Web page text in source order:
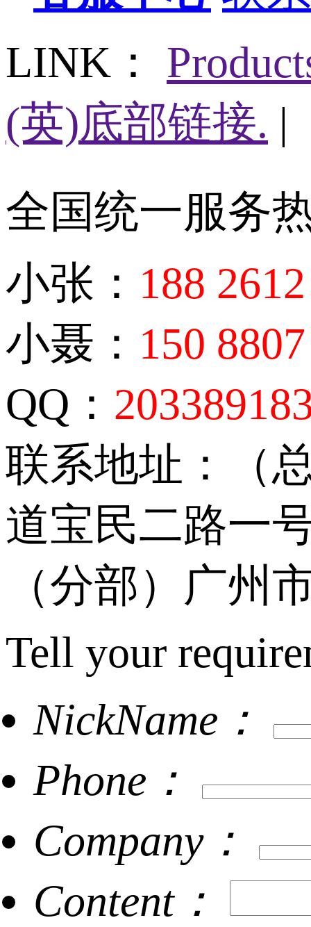
LINK：
(英)底部链接. |
全国统一服务
小张： 188
小聂： 150
QQ：
联系地址：（
道宝民二路一
（分部）广州
Tell your
NickName：
Phone：
Company：
Content：